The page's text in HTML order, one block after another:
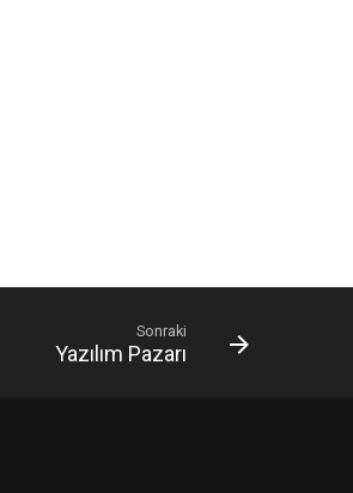
Sonraki
Yazılım Pazarı